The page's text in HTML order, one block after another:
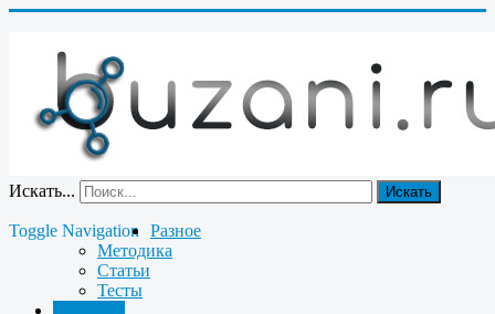
Искать... Искать
Toggle Navigation
Разное
Методика
Статьи
Тесты